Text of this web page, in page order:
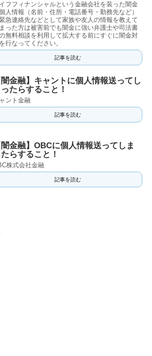
フフィナンシャルという金融会社を装った闇金
人情報（名前・住所・電話番号・勤務先など）
急連絡先などとして家族や友人の情報を教えて
った方は被害前でも闇金に強い弁護士や司法書
無料相談を利用して拡大する前にすぐに闇金対
行なってください。
記事を読む
闇金融】キャントに個人情報送ってし
ったらすること！
ント金融
記事を読む
闇金融】OBCに個人情報送ってしま
らすること！
株式会社金融
記事を読む